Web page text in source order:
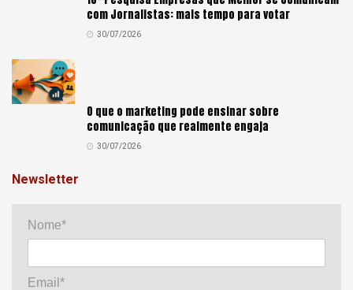
com Jornalistas: mais tempo para votar
30/07/2026
O que o marketing pode ensinar sobre
comunicação que realmente engaja
30/07/2026
Newsletter
Nome*
Email*